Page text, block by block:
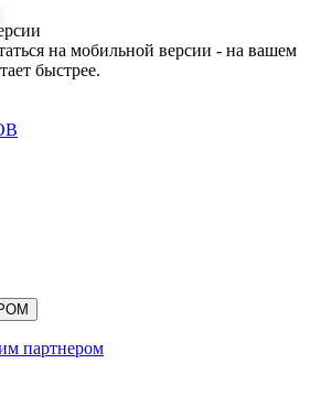
на мобильной версии - на вашем
быстрее.
партнером